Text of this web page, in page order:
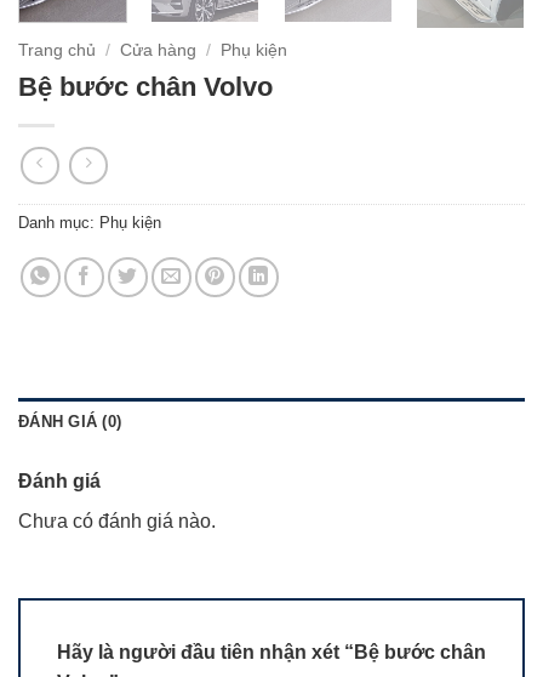
Trang chủ / Cửa hàng / Phụ kiện
Bệ bước chân Volvo
Danh mục: Phụ kiện
ĐÁNH GIÁ (0)
Đánh giá
Chưa có đánh giá nào.
Hãy là người đầu tiên nhận xét “Bệ bước chân